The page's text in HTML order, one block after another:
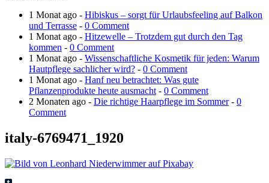
1 Monat ago - Hibiskus – sorgt für Urlaubsfeeling auf Balkon
und Terrasse - 0 Comment
1 Monat ago - Hitzewelle – Trotzdem gut durch den Tag
kommen - 0 Comment
1 Monat ago - Wissenschaftliche Kosmetik für jeden: Warum
Hautpflege sachlicher wird? - 0 Comment
1 Monat ago - Hanf neu betrachtet: Was gute
Pflanzenprodukte heute ausmacht - 0 Comment
2 Monaten ago - Die richtige Haarpflege im Sommer- 0
Comment
italy-6769471_1920